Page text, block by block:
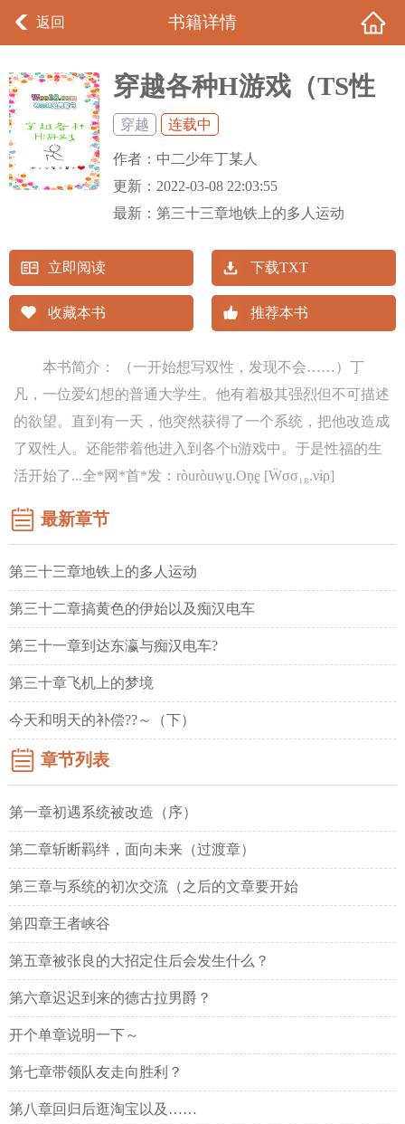
返回 书籍详情
穿越各种H游戏（TS性
转）
穿越 连载中
作者： 中二少年丁某人
更新： 2022-03-08 22:03:55
最新： 第三十三章地铁上的多人运动
立即阅读 下载TXT
收藏本书 推荐本书
本书简介： （一开始想写双性，发现不会……）丁
凡，一位爱幻想的普通大学生。他有着极其强烈但不可描述
的欲望。直到有一天，他突然获得了一个系统，把他改造成
了双性人。还能带着他进入到各个h游戏中。于是性福的生
活开始了...全*网*首*发：ròuròuẉṵ.Oṇḛ [Ẅσσ₁₈.νɨρ]
最新章节
第三十三章地铁上的多人运动
第三十二章搞黄色的伊始以及痴汉电车
第三十一章到达东瀛与痴汉电车?
第三十章飞机上的梦境
今天和明天的补偿??～（下）
章节列表
第一章初遇系统被改造（序）
第二章斩断羁绊，面向未来（过渡章）
第三章与系统的初次交流（之后的文章要开始
第四章王者峡谷
第五章被张良的大招定住后会发生什么？
第六章迟迟到来的德古拉男爵？
开个单章说明一下～
第七章带领队友走向胜利？
第八章回归后逛淘宝以及……